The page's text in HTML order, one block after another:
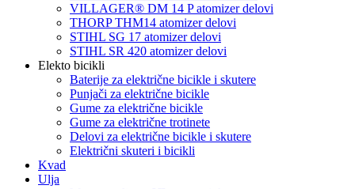
VILLAGER® DM 14 P atomizer delovi
THORP THM14 atomizer delovi
STIHL SG 17 atomizer delovi
STIHL SR 420 atomizer delovi
Elekto bicikli
Baterije za električne bicikle i skutere
Punjači za električne bicikle
Gume za električne bicikle
Gume za električne trotinete
Delovi za električne bicikle i skutere
Električni skuteri i bicikli
Kvad
Ulja